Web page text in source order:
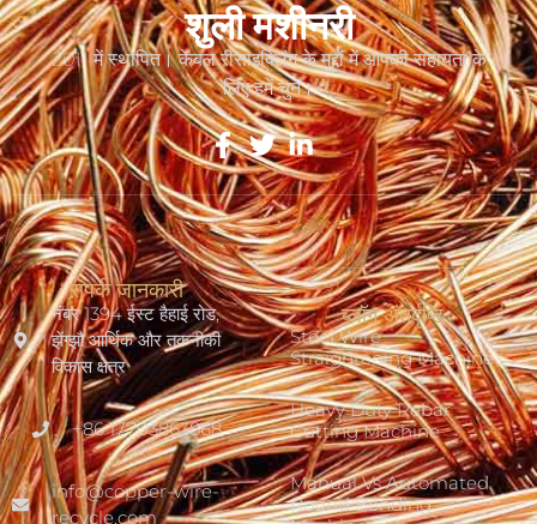
शुली मशीनरी
2011 में स्थापित। केबल रीसाइक्लिंग के मुद्दों में आपकी सहायता के
लिए हमें चुनें।
संपर्क जानकारी
नंबर 1394 ईस्ट हैहाई रोड,
झेंग्झौ आर्थिक और तकनीकी
विकास क्षेत्र
+86 17703863868
info@copper-wire-
recycle.com
ब्लॉग अंतर्दृष्टि
Steel Wire
Straightening Machine
Heavy Duty Rebar
Cutting Machine
Manual Vs Automated
Round Bending